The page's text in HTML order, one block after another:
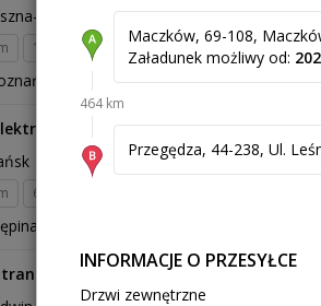
Maczków, 69-108,
Załadunek możliwy od:
464 km
Przegędza, 44-238, Ul.
INFORMACJE O PRZESYŁCE
Drzwi zewnętrzne
Parcela
100 kg 0,58 m³ 1 000 zł
dla niepełnosprawnych
65 kg
auto suzuki swift z Polski